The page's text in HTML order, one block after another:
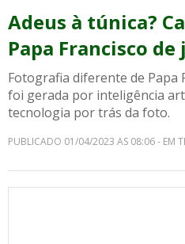
Adeus à túnica?
Papa Francisco
Fotografia diferente de Papa
foi gerada por inteligência
tecnologia por trás da foto.
PUBLICADO 01/04/2023 AS 08:06 - EM